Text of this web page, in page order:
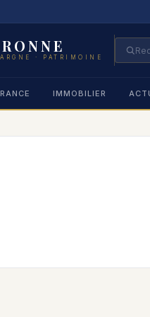
· PATRIMOINE
IMMOBILIER